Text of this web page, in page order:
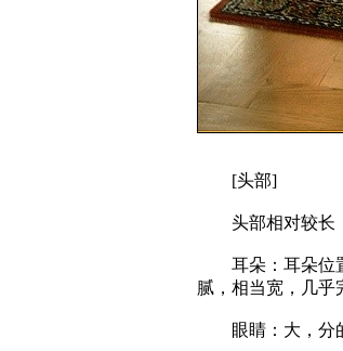
[头部]
头部相对较长，
耳朵：耳朵位置
腻，相当宽，几乎
眼睛：大，分的